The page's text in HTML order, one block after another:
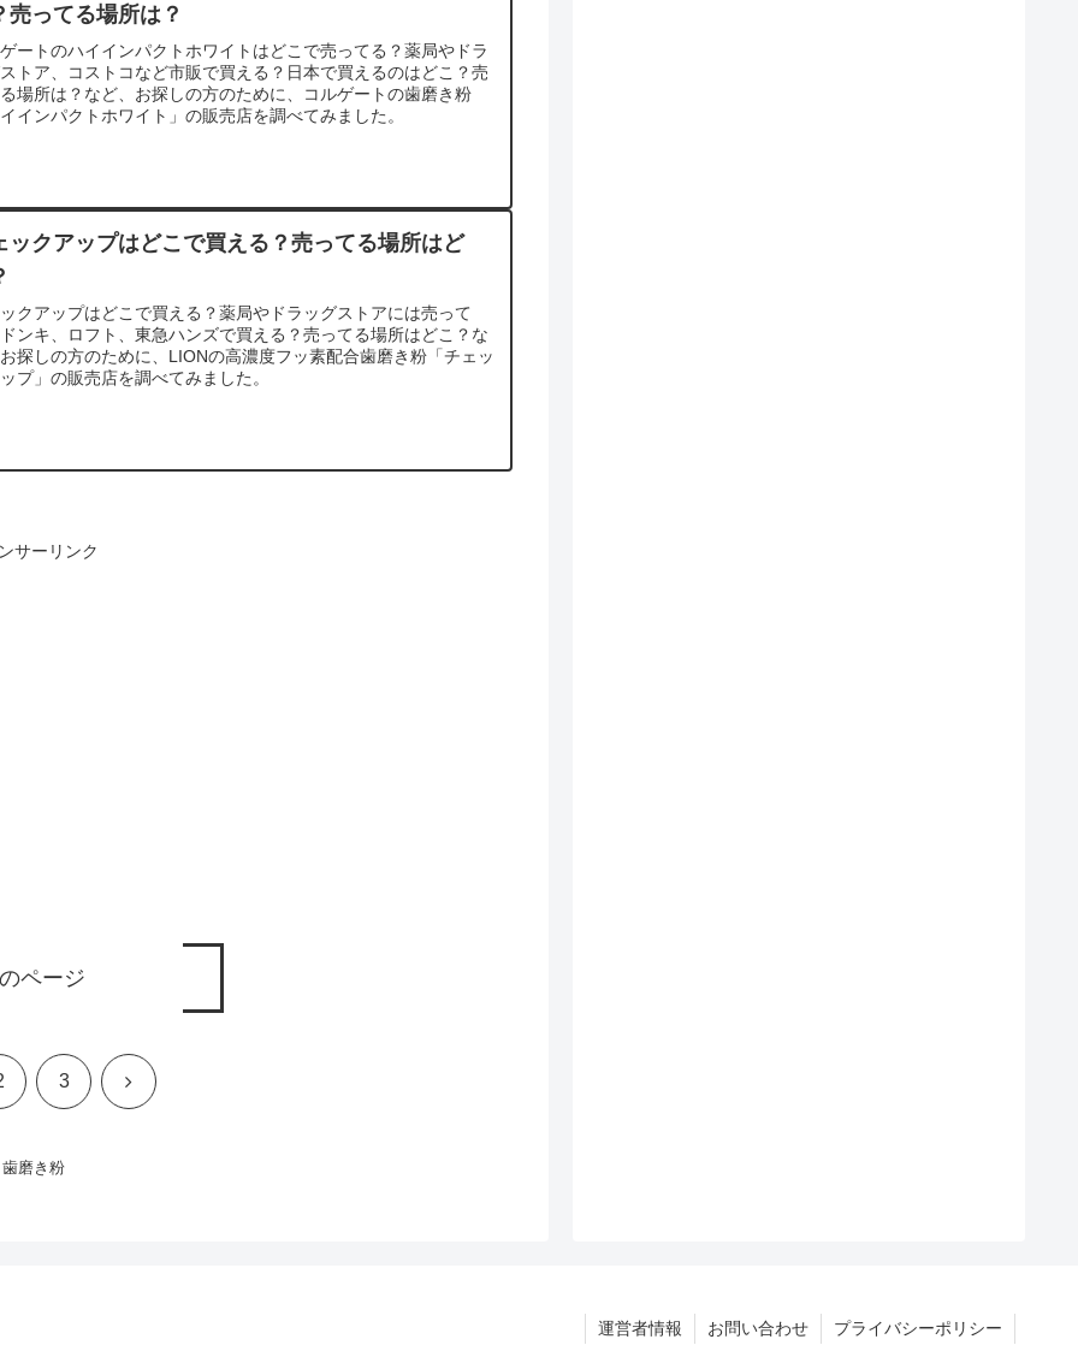
売ってる場所は？
ートのハイインパクトホワイトはどこで売ってる？薬局やドラ
トア、コストコなど市販で買える？日本で買えるのはどこ？売
場所は？など、お探しの方のために、コルゲートの歯磨き粉
インパクトホワイト」の販売店を調べてみました。
ックアップはどこで買える？売ってる場所はど
クアップはどこで買える？薬局やドラッグストアには売って
ンキ、ロフト、東急ハンズで買える？売ってる場所はどこ？な
探しの方のために、LIONの高濃度フッ素配合歯磨き粉「チェッ
プ」の販売店を調べてみました。
サーリンク
ページ
3 次
歯磨き粉
運営者情報 お問い合わせ プライバシーポリシー